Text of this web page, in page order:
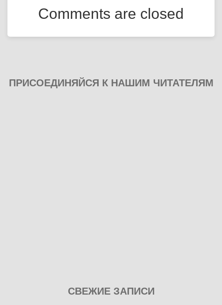
Comments are closed
ПРИСОЕДИНЯЙСЯ К НАШИМ ЧИТАТЕЛЯМ
СВЕЖИЕ ЗАПИСИ